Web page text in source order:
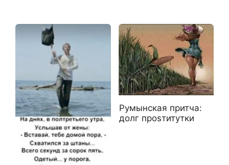
Румынская притча:
долг проsтитутки